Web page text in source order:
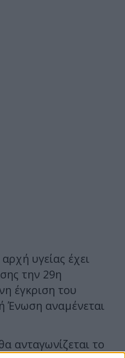
υγείας έχει
την 29η
έγκριση του
αναμένεται
ανταγωνίζεται το